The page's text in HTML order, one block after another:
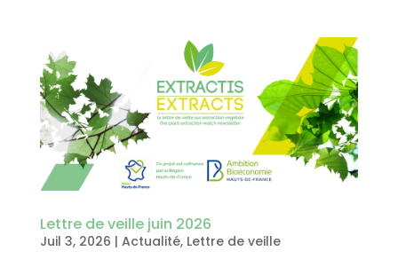
Lettre de veille juin 2026
Juil 3, 2026 | Actualité, Lettre de veille